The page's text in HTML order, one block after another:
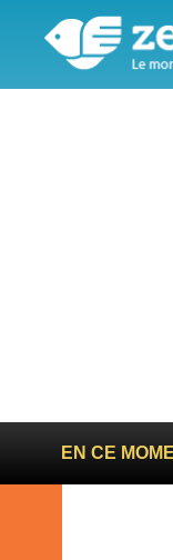
EN CE
allemands